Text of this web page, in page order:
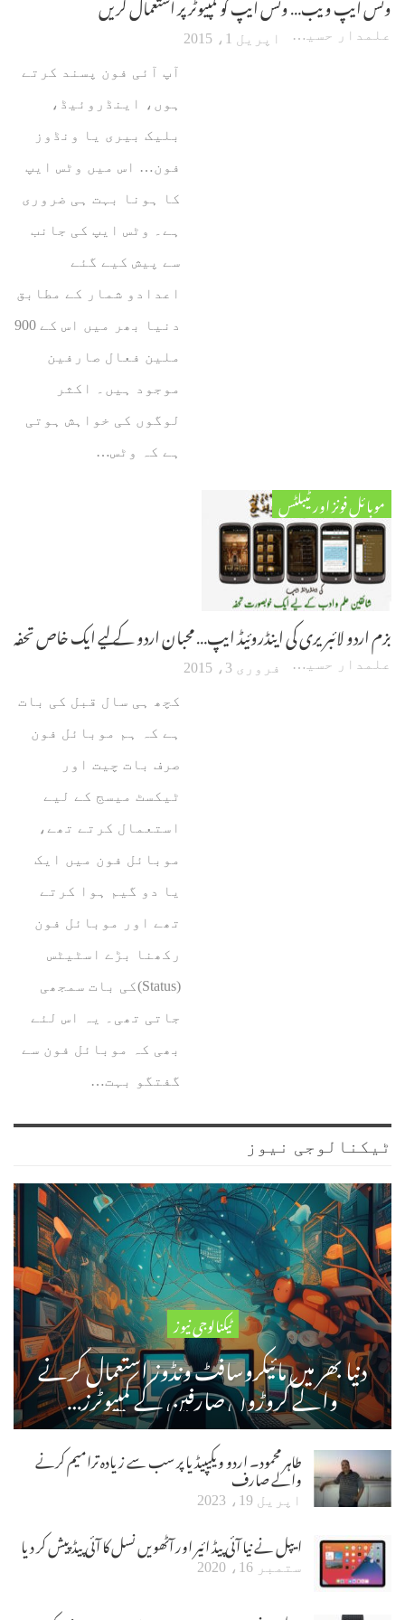
علمدار حسین اپریل 1، 2015
آپ آئی فون پسند کرتے
ہوں، اینڈروئیڈ،
بلیک بیری یا ونڈوز
فون… اس میں وٹس ایپ
کا ہونا بہت ہی ضروری
ہے۔ وٹس ایپ کی جانب
سے پیش کیے گئے
اعدادو شمار کے مطابق
دنیا بھر میں اس کے 900
ملین فعال صارفین
موجود ہیں۔ اکثر
لوگوں کی خواہش ہوتی
ہے کہ وٹس…
موبائل فونز اور ٹیبلٹس
بزم اردو لائبریری کی اینڈروئیڈ ایپ… محبان اردو کے لیے ایک خاص تحفہ
علمدار حسین فروری 3، 2015
کچھ ہی سال قبل کی بات
ہے کہ ہم موبائل فون
صرف بات چیت اور
ٹیکسٹ میسج کے لیے
استعمال کرتے تھے،
موبائل فون میں ایک
یا دو گیم ہوا کرتے
تھے اور موبائل فون
رکھنا بڑے اسٹیٹس
(Status)کی بات سمجھی
جاتی تھی۔ یہ اس لئے
بھی کہ موبائل فون سے
گفتگو بہت…
ٹیکنالوجی نیوز
ٹیکنالوجی نیوز
دنیا بھر میں مائیکروسافٹ ونڈوز استعمال کرنے
والے کروڑوں صارفین کے کمپیوٹرز…
طاہر محمود۔ اردو ویکیپیڈیا پر سب سے زیادہ ترامیم کرنے
والے صارف
اپریل 19، 2023
ایپل نے نیا آئی پیڈ ائیر اور آٹھویں نسل کا آئی پیڈ پیش کر دیا
ستمبر 16، 2020